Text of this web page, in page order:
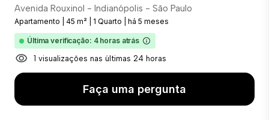
Avenida Rouxinol - Indianópolis - São Paulo
Apartamento 45 m² 1 Quarto há 5 meses
Última verificação: 4 horas atrás
1 visualizações nas últimas 24 horas
Faça uma pergunta